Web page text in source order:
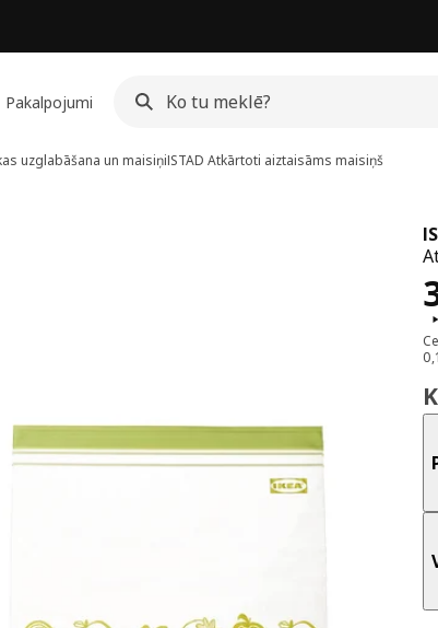
Pakalpojumi
uzglabāšana un maisiņiISTAD Atkārtoti aiztaisāms maisiņš